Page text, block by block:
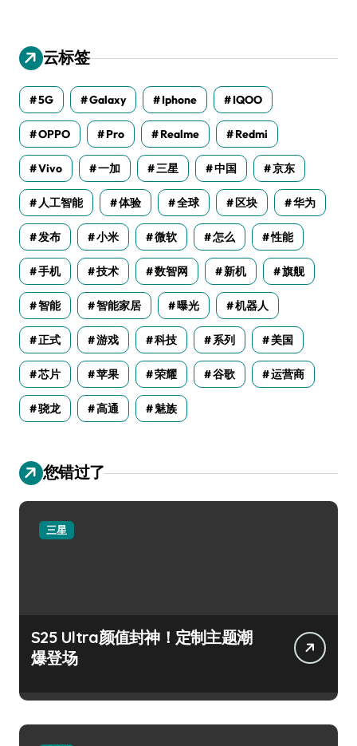
云标签
5G Galaxy Iphone IQOO
OPPO Pro Realme Redmi
Vivo 一加 三星 中国 京东
人工智能 体验 全球 区块 华为
发布 小米 微软 怎么 性能
手机 技术 数智网 新机 旗舰
智能 智能家居 曝光 机器人
正式 游戏 科技 系列 美国
芯片 苹果 荣耀 谷歌 运营商
骁龙 高通 魅族
您错过了
三星
S25 Ultra颜值封神！定制主题潮
爆登场